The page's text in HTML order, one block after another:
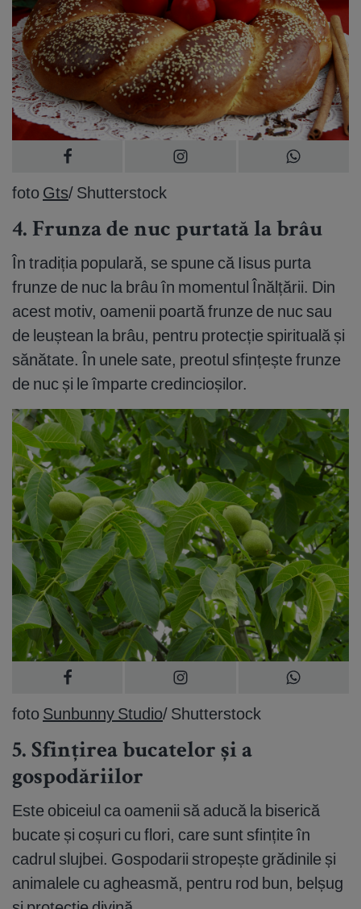
foto Gts/ Shutterstock
4. Frunza de nuc purtată la brâu
În tradiția populară, se spune că Iisus purta
frunze de nuc la brâu în momentul Înălțării. Din
acest motiv, oamenii poartă frunze de nuc sau
de leuștean la brâu, pentru protecție spirituală și
sănătate. În unele sate, preotul sfințește frunze
de nuc și le împarte credincioșilor.
foto Sunbunny Studio/ Shutterstock
5. Sfințirea bucatelor și a
gospodăriilor
Este obiceiul ca oamenii să aducă la biserică
bucate și coșuri cu flori, care sunt sfințite în
cadrul slujbei. Gospodarii stropește grădinile și
animalele cu agheasmă, pentru rod bun, belșug